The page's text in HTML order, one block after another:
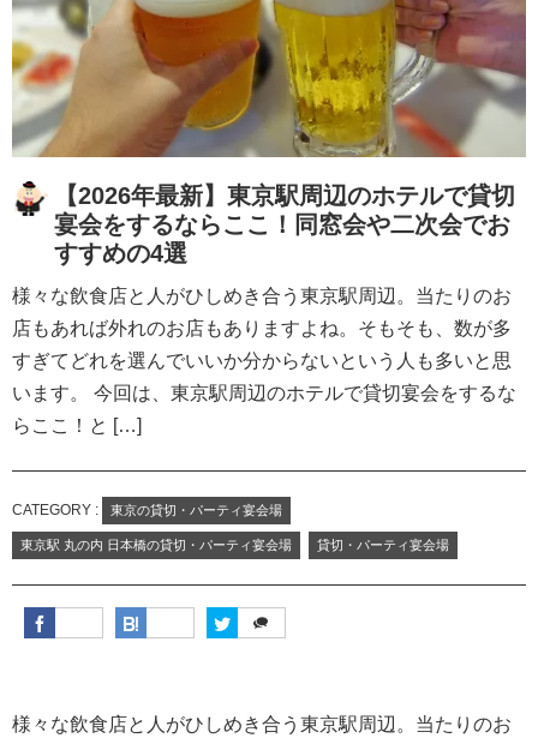
【2026年最新】東京駅周辺のホテルで貸切
宴会をするならここ！同窓会や二次会でお
すすめの4選
様々な飲食店と人がひしめき合う東京駅周辺。当たりのお
店もあれば外れのお店もありますよね。そもそも、数が多
すぎてどれを選んでいいか分からないという人も多いと思
います。 今回は、東京駅周辺のホテルで貸切宴会をするな
らここ！と […]
CATEGORY : 東京の貸切・パーティ宴会場
東京駅 丸の内 日本橋の貸切・パーティ宴会場 貸切・パーティ宴会場
様々な飲食店と人がひしめき合う東京駅周辺。当たりのお